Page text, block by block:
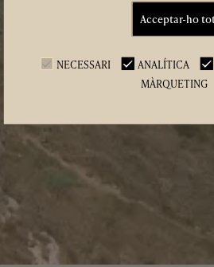
Acceptar-ho
NECESSARI ANALÍTICA
MÀRQUETING